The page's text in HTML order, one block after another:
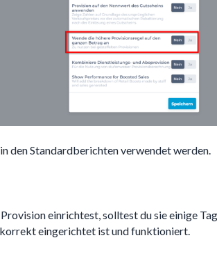
den Standardberichten verwendet werden.
einrichtest, solltest du sie einige
eingerichtet ist und funktioniert.